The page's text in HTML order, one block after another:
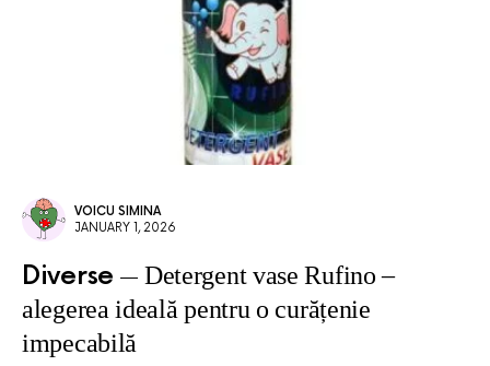
VOICU SIMINA
JANUARY 1, 2026
Diverse
Detergent vase Rufino –
alegerea ideală pentru o curățenie
impecabilă